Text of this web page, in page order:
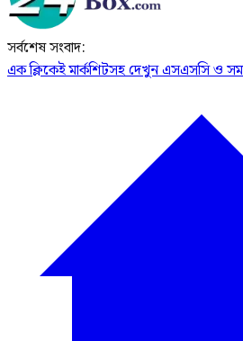
সর্বশেষ সংবাদ:
এক ক্লিকেই মার্কশিটসহ দেখুন এসএসসি ও